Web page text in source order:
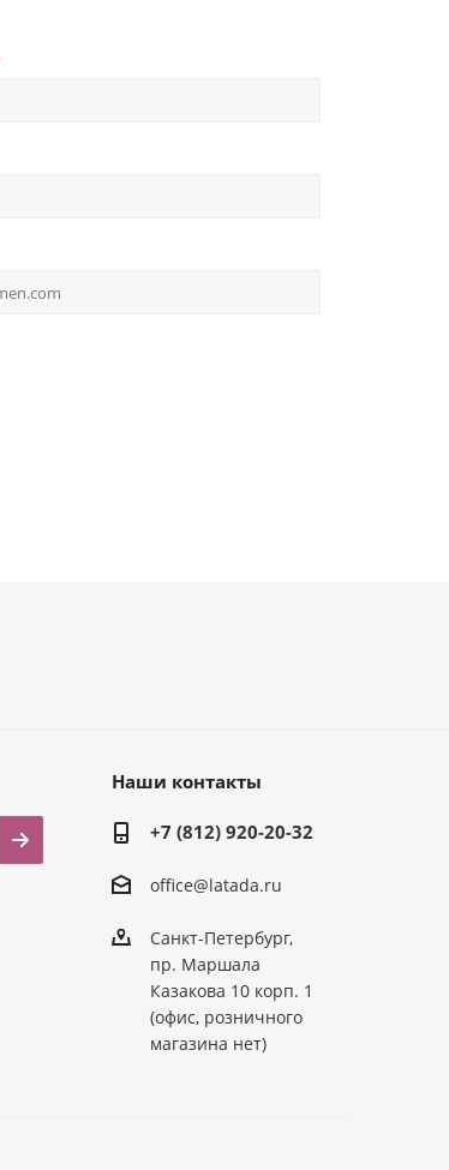
Наши контакты
+7 (812) 920-20-32
office@latada.ru
Санкт-Петербург,
пр. Маршала
Казакова 10 корп. 1
(офис, розничного
магазина нет)